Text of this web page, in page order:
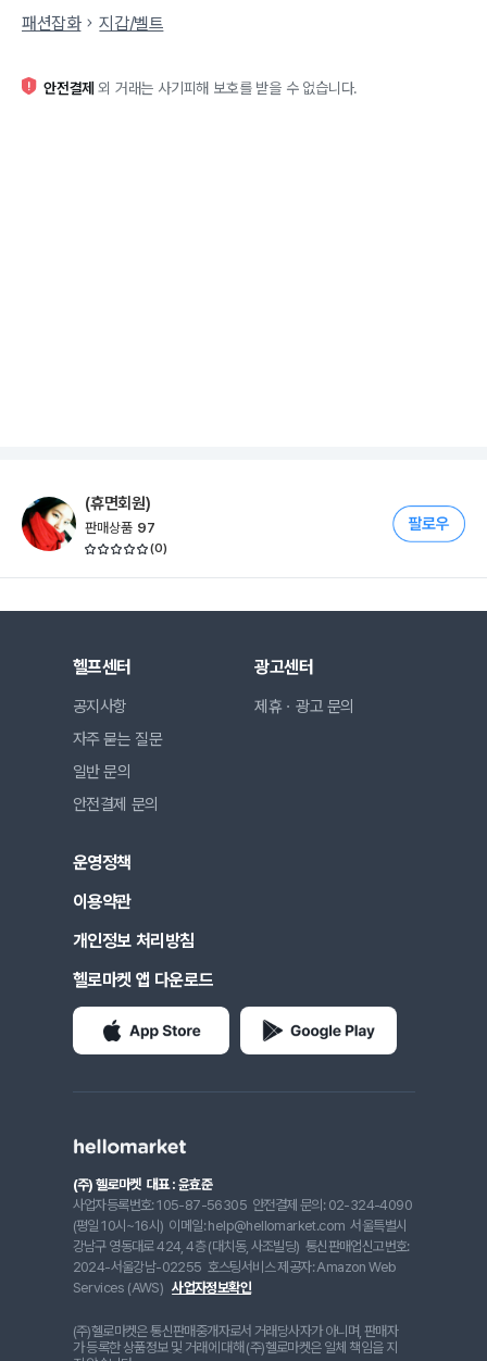
패션잡화
지갑/벨트
안전결제 외 거래는 사기피해 보호를 받을 수 없습니다.
(휴면회원)
판매상품 97
(0)
헬프센터
공지사항
자주 묻는 질문
일반 문의
안전결제 문의
광고센터
제휴ㆍ광고 문의
운영정책
이용약관
개인정보 처리방침
헬로마켓 앱 다운로드
(주) 헬로마켓 대표 : 윤효준
사업자등록번호: 105-87-56305 안전결제 문의: 02-324-4090
(평일 10시~16시) 이메일: help@hellomarket.com 서울특별시
강남구 영동대로 424, 4층 (대치동, 사조빌딩) 통신판매업신고번호:
2024-서울강남-02255 호스팅서비스 제공자: Amazon Web
Services (AWS) 사업자정보확인
(주)헬로마켓은 통신판매중개자로서 거래당사자가 아니며, 판매자
가 등록한 상품정보 및 거래에 대해 (주)헬로마켓은 일체 책임을 지